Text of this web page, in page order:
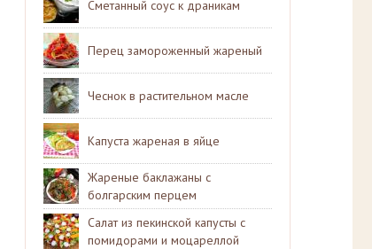
Сметанный соус к драникам
Перец замороженный жареный
Чеснок в растительном масле
Капуста жареная в яйце
Жареные баклажаны с
болгарским перцем
Салат из пекинской капусты с
помидорами и моцареллой